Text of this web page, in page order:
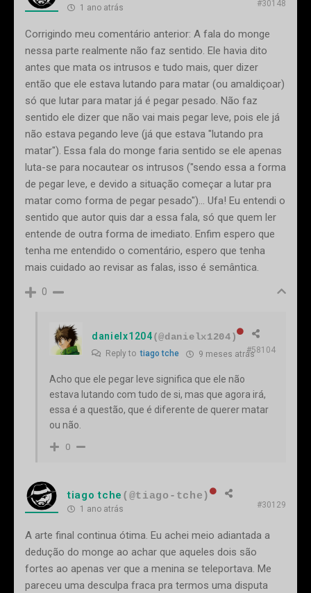
1 ano atrás #30148
Corrigindo meu comentário anterior: A fala do monge
nessa parte realmente não faz sentido. Ele havia dito
antes que mata os intrusos e tudo mais, quer dizer
então que ele estava lutando para matar (ou amaldiçoar)
só que lutar para matar já é pegar pesado. Não faz
sentido ele dizer que não vai mais pegar leve, pois ele já
não estava pegando leve (já que estava "lutando pra
matar"). Essa fala do monge faria sentido se ele apenas
luta-se para nocautear os intrusos ("sendo essa a forma
de pegar leve, e devido a situação começar a lutar pra
matar como forma de pegar pesado")... Ufa! Eu entendi o
sentido que autor quis dar a essa fala, só que quem ler
entende de outra forma de imediato. Enfim espero que
tenha me entendido o comentário, espero que tenha
mais cuidado ao revisar as falas, isso é semântica.
0
danielx1204(@danielx1204)
Reply totiago tche 9 meses atrás#58104
Acho que ele pegar leve significa que ele não
estava lutando com tudo de si, mas que agora irá,
essa é a questão, que é diferente de querer matar
ou não.
0
tiago tche (@tiago-tche)
1 ano atrás #30129
A arte final continua ótima. Eu achei meio adiantada a
dedução do monge ao achar que aqueles dois são
fortes ao apenas ver que a menina se teleportava. Me
pareceu uma desculpa fraca pra termos uma disputa